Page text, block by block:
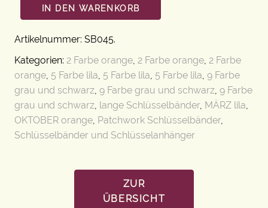
IN DEN WARENKORB
Artikelnummer: SB045.
Kategorien: 2 Farbe orange, 2 Farbe orange, 2 Farbe
orange, 5 Farbe lila, 5 Farbe lila, 5 Farbe lila, 9 Farbe
grau und schwarz, 9 Farbe grau und schwarz, 9 Farbe
grau und schwarz, lange Schlüsselbänder, MÄRZ lila,
OKTOBER orange, Patchwork Schlüsselbänder,
Schlüsselbänder und Schlüsselanhänger
ZUR
ÜBERSICHT